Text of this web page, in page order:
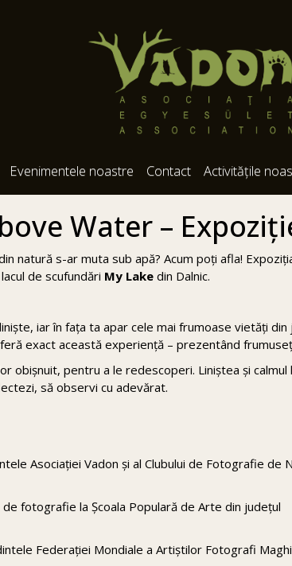
Evenimentele noastre Contact Activitățile
Water –
natură s-ar muta sub apă? Acum poți afla!
lacul de scufundări My Lake din Dalnic.
iar în fața ta apar cele mai frumoase vietăți
exact această experiență – prezentând
obișnuit, pentru a le redescoperi. Liniștea și calmul
să observi cu adevărat.
Asociației Vadon și al Clubului de Fotografie de
fotografie la Școala Populară de Arte din județul
Federației Mondiale a Artiștilor Fotografi